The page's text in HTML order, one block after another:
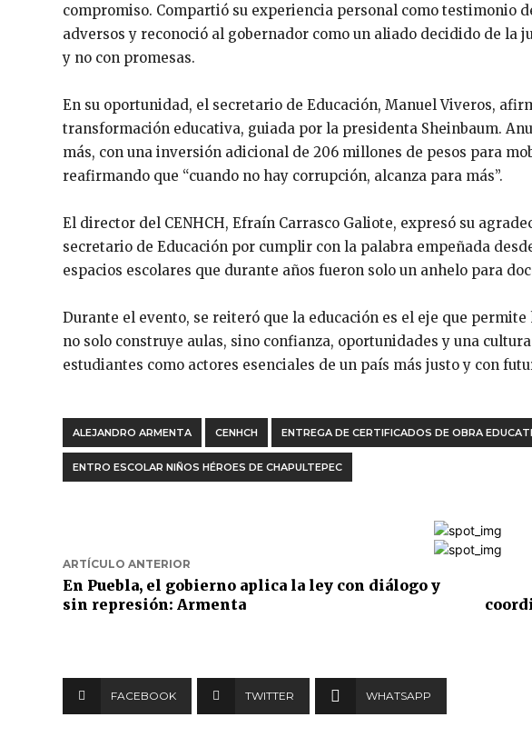
compromiso. Compartió su experiencia personal como testimonio
adversos y reconoció al gobernador como un aliado decidido de la
y no con promesas.
En su oportunidad, el secretario de Educación, Manuel Viveros,
transformación educativa, guiada por la presidenta Sheinbaum.
más, con una inversión adicional de 206 millones de pesos para
reafirmando que “cuando no hay corrupción, alcanza para más”.
El director del CENHCH, Efraín Carrasco Galiote, expresó su
secretario de Educación por cumplir con la palabra empeñada
espacios escolares que durante años fueron solo un anhelo para
Durante el evento, se reiteró que la educación es el eje que
no solo construye aulas, sino confianza, oportunidades y una
estudiantes como actores esenciales de un país más justo y con
ALEJANDRO ARMENTA CENHCH ENTREGA DE CERTIFICADOS DE OBRA
ENTRO ESCOLAR NIÑOS HÉROES DE CHAPULTEPEC
ARTÍCULO ANTERIOR
En Puebla, el gobierno aplica la ley con diálogo y
sin represión: Armenta
FACEBOOK TWITTER WHATSAPP